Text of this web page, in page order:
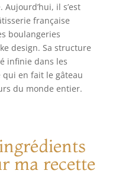
il s’est
française
boulangeries
design. Sa structure
infinie dans les
qui en fait le gâteau
du monde entier.
ma recette